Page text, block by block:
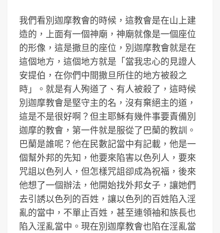
我們看別迦摩教會的時候，這教會是在山上建
造的，上面有一個神廟，神廟就像是一個座位
的形像，這是撒旦的座位，別迦摩教會就是在
這個地方，這個地方就是「當我忠心的見證人
安提伯，在你們中間撒旦所住的地方被殺之
時」。就是有人殉道了、有人被殺了，這時候
別迦摩教會是堅守主的名，沒有棄絕主的道，
這是不是很好啊？但主耶穌有幾件事要責備別
迦摩的教會，第一件就是服從了巴蘭的教訓。
巴蘭是誰呢？他在民數記當中有記載，他是一
個幫外邦的先知，他要來陷害以色列人，要來
咒詛以色列人，但怎樣咒詛卻成為祝福，後來
他想了一個辦法，他開始找外邦女子，讓她們
去引誘以色列的百姓，讓以色列的百姓陷入淫
亂的當中，不單止百姓，甚至連領袖和族長也
陷入淫亂當中。現在別迦摩教會也陷在淫亂當